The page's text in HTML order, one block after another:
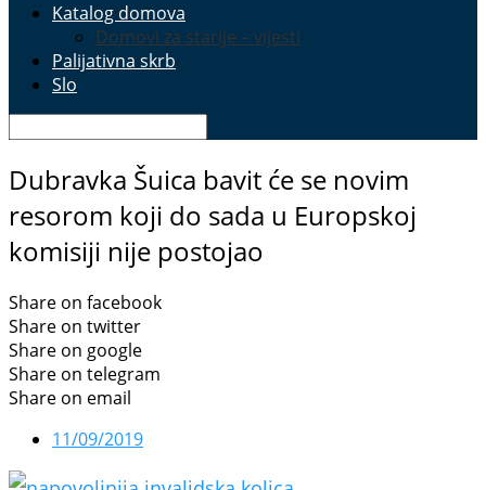
Katalog domova
Domovi za starije – vijesti
Palijativna skrb
Slo
Dubravka Šuica bavit će se novim
resorom koji do sada u Europskoj
komisiji nije postojao
Share on facebook
Share on twitter
Share on google
Share on telegram
Share on email
11/09/2019